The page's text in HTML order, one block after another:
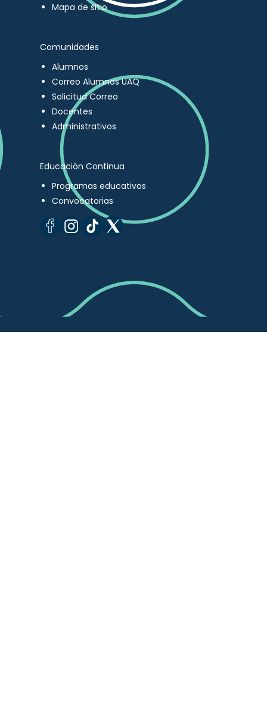
Mapa de sitio
Comunidades
Alumnos
Correo Alumnos UAQ
Solicitud Correo
Docentes
Administrativos
Educación Continua
Programas educativos
Convocatorias